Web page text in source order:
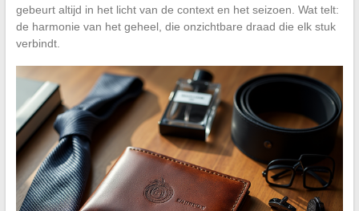
gebeurt altijd in het licht van de context en het seizoen. Wat telt:
de harmonie van het geheel, die onzichtbare draad die elk stuk
verbindt.